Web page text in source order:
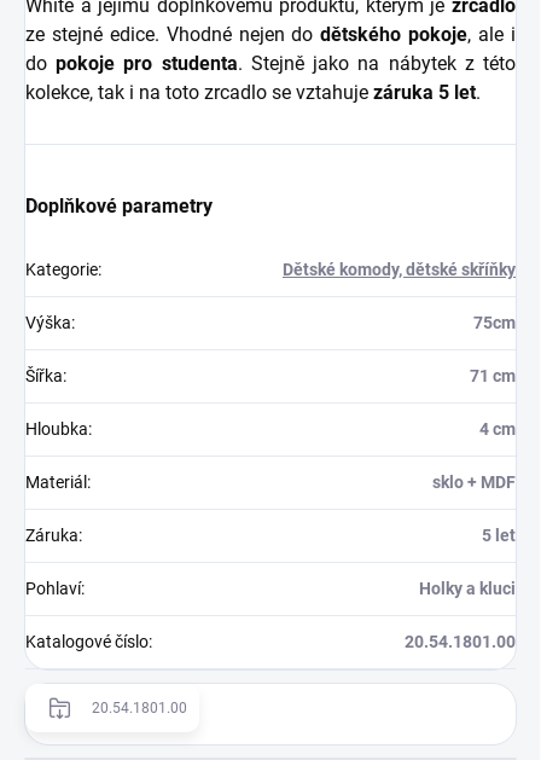
White a jejímu doplňkovému produktu, kterým je zrcadlo
ze stejné edice. Vhodné nejen dodětského pokoje, ale i
dopokoje pro studenta. Stejně jako na nábytek z této
kolekce, tak i na toto zrcadlo se vztahuje záruka 5 let.
Doplňkové parametry
Kategorie: Dětské komody, dětské skříňky
Výška: 75cm
Šířka: 71 cm
Hloubka: 4 cm
Materiál : sklo + MDF
Záruka: 5 let
Pohlaví: Holky a kluci
Katalogové číslo: 20.54.1801.00
20.54.1801.00